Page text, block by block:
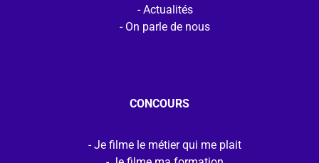
Actualités
On parle de nous
CONCOURS
Je filme le métier qui me plait